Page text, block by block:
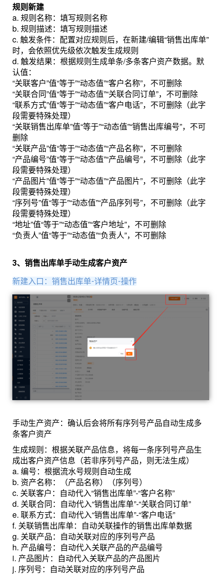
规则新建
a. 规则名称：填写规则名称
b. 规则描述：填写规则描述
c. 触发条件：配置对应规则后，在新建/编辑“销售出库单”
时，会依照优先级依次触发生成规则
d. 触发结果：根据规则生成单条/多条客户资产数据。默
认值：
“关联客户”值“等于”“动态值”“客户名称”，不可删除
“关联合同”值“等于”“动态值”“关联合同订单”，不可删除
“联系方式”值“等于”“动态值”“客户电话”，不可删除（此字
段需要特殊处理）
“关联销售出库单”值“等于”“动态值”“销售出库编号”，不可
删除
“关联产品”值“等于”“动态值”“产品名称”，不可删除
“产品编号”值“等于”“动态值”“产品编号”，不可删除（此字
段需要特殊处理）
“产品图片”值“等于”“动态值”“产品图片”，不可删除（此字
段需要特殊处理）
“序列号”值“等于”“动态值”“产品序列号”，不可删除（此字
段需要特殊处理）
“地址”值“等于”“动态值”“客户地址”，不可删除
“负责人”值“等于”“动态值”“负责人”，不可删除
3、销售出库单手动生成客户资产
新建入口：销售出库单-详情页-操作
手动生产资产：确认后会将所有序列号产品自动生成多
条客户资产
生成规则：根据关联产品信息，将每一条序列号产品生
成出客户资产信息（若非序列号产品，则无法生成）
a. 编号：根据流水号规则自动生成
b. 资产名称：（产品名称）（序列号）
c. 关联客户：自动代入“销售出库单”-“客户名称”
d. 关联合同：自动代入“销售出库单”-“关联合同订单”
e. 联系方式：自动代入“销售出库单”-“客户电话”
f. 关联销售出库单：自动关联操作的销售出库单数据
g. 关联产品：自动关联对应的序列号产品
h. 产品编号：自动代入关联产品的产品编号
i. 产品图片：自动代入关联产品的产品图片
j. 序列号：自动关联对应的序列号产品